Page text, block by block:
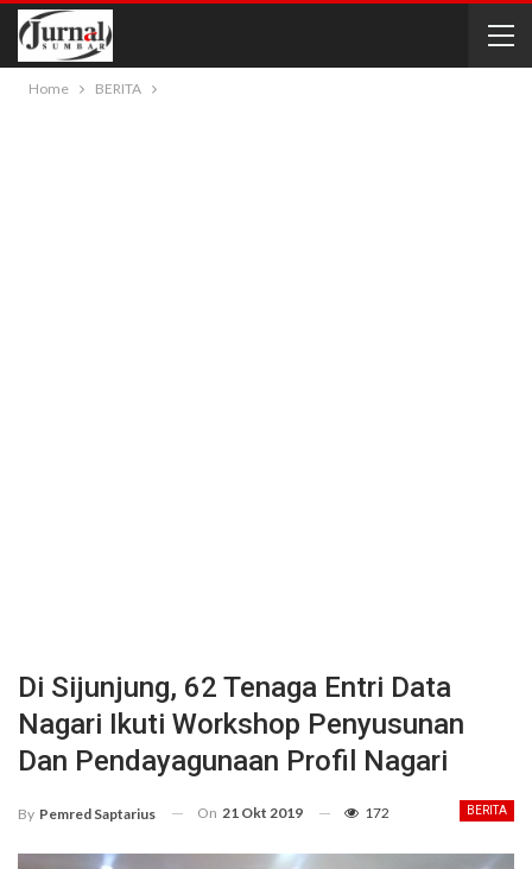
Home BERITA
Di Sijunjung, 62 Tenaga Entri Data
Nagari Ikuti Workshop Penyusunan
Dan Pendayagunaan Profil Nagari
BERITA
By Pemred Saptarius On 21 Okt 2019 172